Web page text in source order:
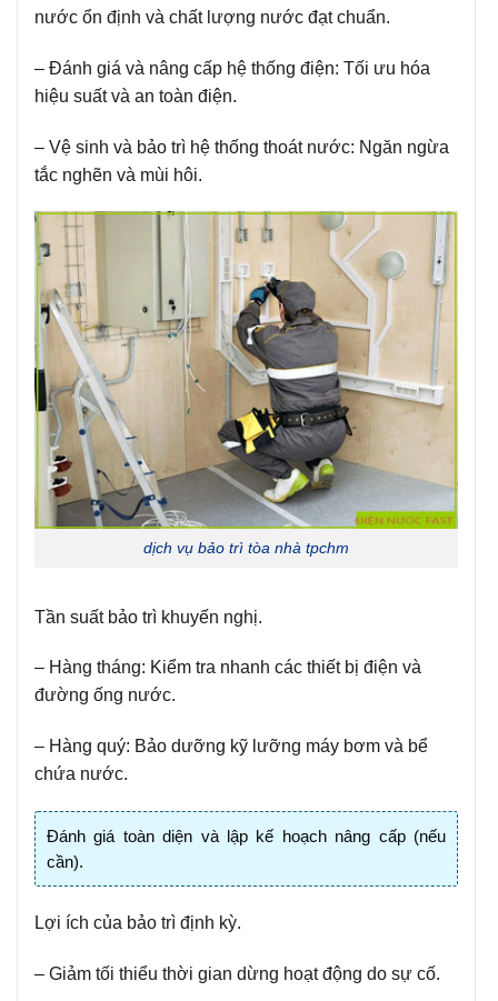
nước ổn định và chất lượng nước đạt chuẩn.
– Đánh giá và nâng cấp hệ thống điện: Tối ưu hóa
hiệu suất và an toàn điện.
– Vệ sinh và bảo trì hệ thống thoát nước: Ngăn ngừa
tắc nghẽn và mùi hôi.
dịch vụ bảo trì tòa nhà tpchm
Tần suất bảo trì khuyến nghị.
– Hàng tháng: Kiểm tra nhanh các thiết bị điện và
đường ống nước.
– Hàng quý: Bảo dưỡng kỹ lưỡng máy bơm và bể
chứa nước.
Đánh giá toàn diện và lập kế hoạch nâng cấp (nếu
cần).
Lợi ích của bảo trì định kỳ.
– Giảm tối thiểu thời gian dừng hoạt động do sự cố.